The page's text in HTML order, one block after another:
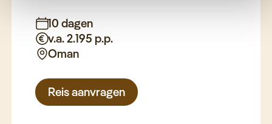
10 dagen
v.a. 2.195 p.p.
Oman
Reis aanvragen